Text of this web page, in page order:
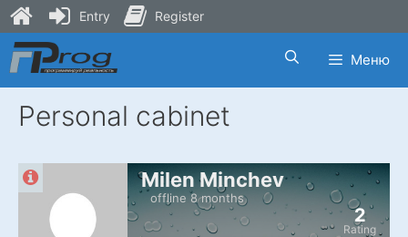
Skip
to
content
Меню
Personal cabinet
Milen Minchev
offline 8 months
Rating
2
Entry Register